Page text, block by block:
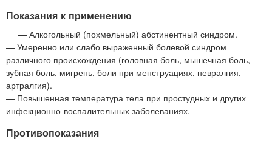
Показания к применению
— Алкогольный (похмельный) абстинентный синдром.
— Умеренно или слабо выраженный болевой синдром
различного происхождения (головная боль, мышечная боль,
зубная боль, мигрень, боли при менструациях, невралгия,
артралгия).
— Повышенная температура тела при простудных и других
инфекционно-воспалительных заболеваниях.
Противопоказания